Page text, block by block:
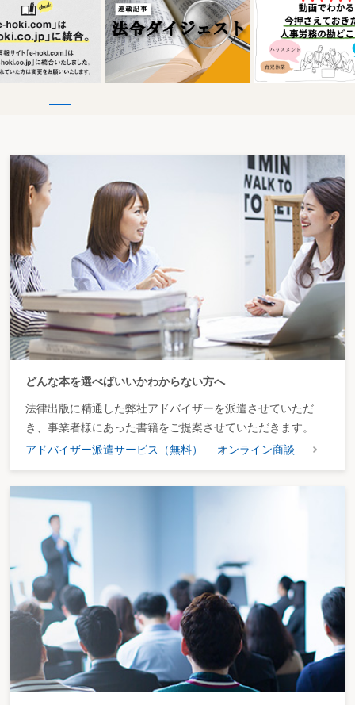
どんな本を選べばいいかわからない方へ
法律出版に精通した弊社アドバイザーを派遣させていただ
き、事業者様にあった書籍をご提案させていただきます。
アドバイザー派遣サービス（無料）
オンライン商談